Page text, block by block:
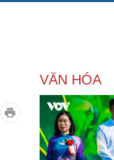
nghiệp
tin doanh nghiệp
VĂN HÓA